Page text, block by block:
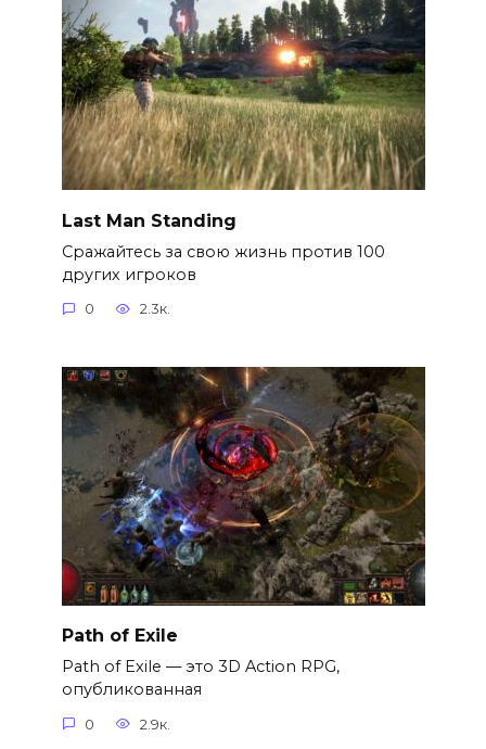
Last Man Standing
Сражайтесь за свою жизнь против 100
других игроков
0 2.3к.
Path of Exile
Path of Exile — это 3D Action RPG,
опубликованная
0 2.9к.